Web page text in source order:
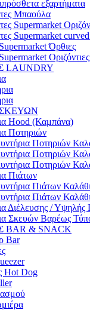
εξαρτήματα
Μπαούλα
Supermarket
Supermarket
Όρθιες
Οριζόντιες
Hood (Καμπάνα)
Ποτηριών
Ποτηριών
Ποτηριών
Ποτηριών
Πιάτων
Πιάτων
Πιάτων
Διέλευσης / Υψηλής
Σκευών Βαρέως
& SNACK
Bar
Hot Dog